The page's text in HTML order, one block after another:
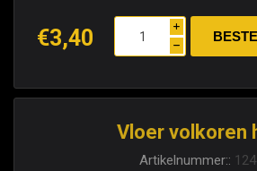
€3,40 i
h
Vloer volkoren
Artikelnummer::